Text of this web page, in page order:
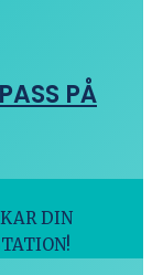
PÅ
DIN